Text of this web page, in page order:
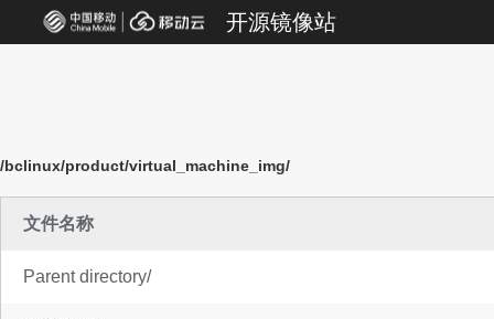
开源镜像站
/bclinux/product/virtual_machine_img/
文件名称
Parent directory/